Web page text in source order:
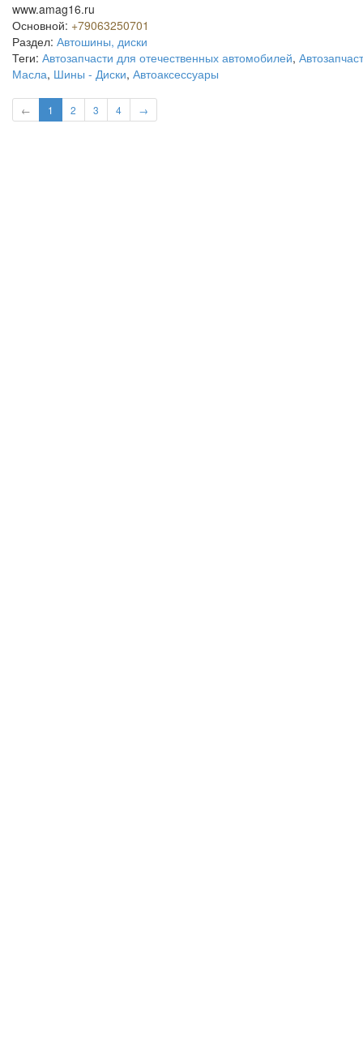
www.amag16.ru
Основной: +79063250701
Раздел: Автошины, диски
Теги: Автозапчасти для отечественных автомобилей,
Масла, Шины - Диски, Автоаксессуары
← 1 2 3 4 →